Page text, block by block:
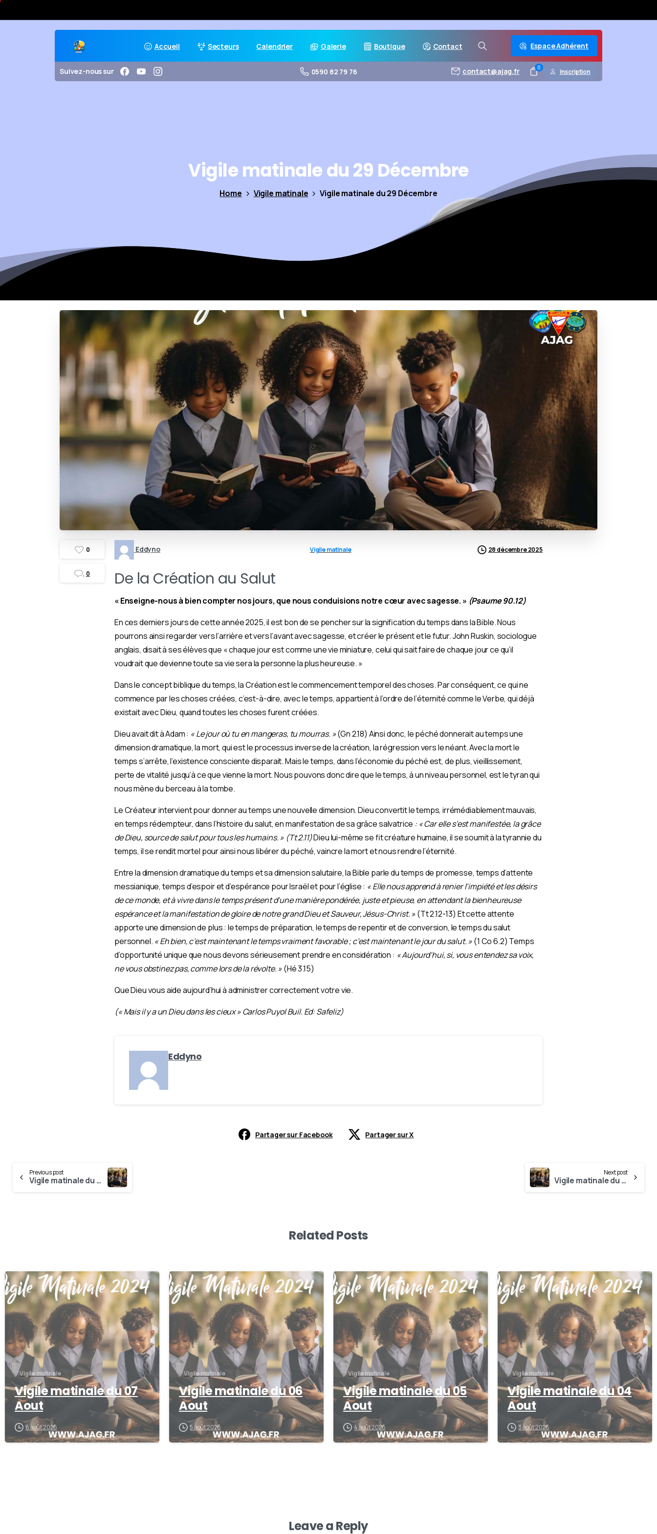
Accueil Secteurs Calendrier Galerie Boutique Contact Espace Adhérent
Suivez-nous sur 0590 82 79 76 contact@ajag.fr 0 Inscription
Vigilematinaledu29 Décembre
Home Vigile matinale Vigile matinale du 29 Décembre
0
0
Eddyno Vigile matinale 28 décembre 2025
De la Création au Salut
« Enseigne-nous à bien compter nos jours, que nous conduisions notre cœur avec sagesse. » (Psaume 90.12)
En ces derniers jours de cette année 2025, il est bon de se pencher sur la signification du temps dans la Bible. Nous
pourrons ainsi regarder vers l’arrière et vers l’avant avec sagesse, et créer le présent et le futur. John Ruskin, sociologue
anglais, disait à ses élèves que « chaque jour est comme une vie miniature, celui qui sait faire de chaque jour ce qu’il
voudrait que devienne toute sa vie sera la personne la plus heureuse. »
Dans le concept biblique du temps, la Création est le commencement temporel des choses. Par conséquent, ce qui ne
commence par les choses créées, c’est-à-dire, avec le temps, appartient à l’ordre de l’éternité comme le Verbe, qui déjà
existait avec Dieu, quand toutes les choses furent créées.
Dieu avait dit à Adam : « Le jour où tu en mangeras, tu mourras. »(Gn 2.18) Ainsi donc, le péché donnerait au temps une
dimension dramatique, la mort, qui est le processus inverse de la création, la régression vers le néant. Avec la mort le
temps s’arrête, l’existence consciente disparait. Mais le temps, dans l’économie du péché est, de plus, vieillissement,
perte de vitalité jusqu’à ce que vienne la mort. Nous pouvons donc dire que le temps, à un niveau personnel, est le tyran qui
nous mène du berceau à la tombe.
Le Créateur intervient pour donner au temps une nouvelle dimension. Dieu convertit le temps, irrémédiablement mauvais,
en temps rédempteur, dans l’histoire du salut, en manifestation de sa grâce salvatrice : « Car elle s’est manifestée, la grâce
de Dieu, source de salut pour tous les humains. » (Tt 2.11)Dieu lui-même se fit créature humaine, il se soumit à la tyrannie du
temps, il se rendit mortel pour ainsi nous libérer du péché, vaincre la mort et nous rendre l’éternité.
Entre la dimension dramatique du temps et sa dimension salutaire, la Bible parle du temps de promesse, temps d’attente
messianique, temps d’espoir et d’espérance pour Israël et pour l’église : « Elle nous apprend à renier l’impiété et les désirs
de ce monde, et à vivre dans le temps présent d’une manière pondérée, juste et pieuse, en attendant la bienheureuse
espérance et la manifestation de gloire de notre grand Dieu et Sauveur, Jésus-Christ. »(Tt 2.12-13) Et cette attente
apporte une dimension de plus : le temps de préparation, le temps de repentir et de conversion, le temps du salut
personnel. « Eh bien, c’est maintenant le temps vraiment favorable ; c’est maintenant le jour du salut. »(1 Co 6.2) Temps
d’opportunité unique que nous devons sérieusement prendre en considération : « Aujourd’hui, si, vous entendez sa voix,
ne vous obstinez pas, comme lors de la révolte. »(Hé 3.15)
Que Dieu vous aide aujourd’hui à administrer correctement votre vie.
(« Mais il y a un Dieu dans les cieux » Carlos Puyol Buil. Ed: Safeliz)
Eddyno
Partager sur Facebook Partager sur X
Previous post
Vigile matinale du 28 Décembre
Next post
Vigile matinale du 30 Décembre
Related Posts
0
Vigile matinale
Vigile matinale du 07
Aout
6 août 2026
0
Vigile matinale
Vigile matinale du 06
Aout
5 août 2026
0
Vigile matinale
Vigile matinale du 05
Aout
4 août 2026
0
Vigile matinale
Vigile matinale du 04
Aout
3 août 2026
Leave a Reply